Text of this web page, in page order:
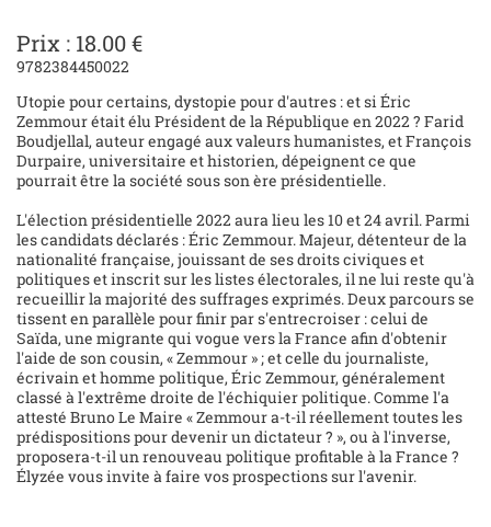
Prix : 18.00 €
9782384450022
Utopie pour certains, dystopie pour d'autres : et si Éric
Zemmour était élu Président de la République en 2022 ? Farid
Boudjellal, auteur engagé aux valeurs humanistes, et François
Durpaire, universitaire et historien, dépeignent ce que
pourrait être la société sous son ère présidentielle.
L'élection présidentielle 2022 aura lieu les 10 et 24 avril. Parmi
les candidats déclarés : Éric Zemmour. Majeur, détenteur de la
nationalité française, jouissant de ses droits civiques et
politiques et inscrit sur les listes électorales, il ne lui reste qu'à
recueillir la majorité des suffrages exprimés. Deux parcours se
tissent en parallèle pour finir par s'entrecroiser : celui de
Saïda, une migrante qui vogue vers la France afin d'obtenir
l'aide de son cousin, « Zemmour » ; et celle du journaliste,
écrivain et homme politique, Éric Zemmour, généralement
classé à l'extrême droite de l'échiquier politique. Comme l'a
attesté Bruno Le Maire « Zemmour a-t-il réellement toutes les
prédispositions pour devenir un dictateur ? », ou à l'inverse,
proposera-t-il un renouveau politique profitable à la France ?
Élyzée vous invite à faire vos prospections sur l'avenir.